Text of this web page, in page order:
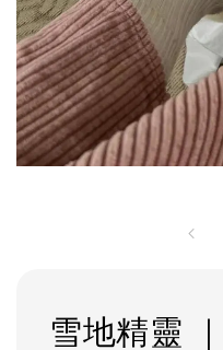
雪地精靈